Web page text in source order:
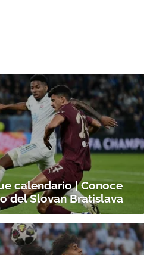
calendario | Conoce
del Slovan Bratislava